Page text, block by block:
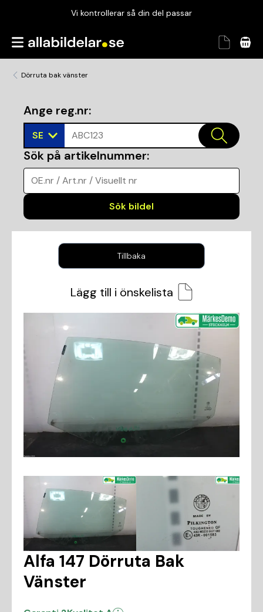
Vi kontrollerar så din del passar
Garanterad passform
Dörruta bak vänster
Ange reg.nr:
SE ABC123
Sök på artikelnummer:
OE.nr / Art.nr / Visuellt nr
Sök bildel
Tillbaka
Lägg till i önskelista
Alfa 147 Dörruta Bak
Vänster